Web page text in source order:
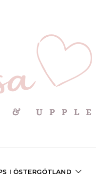
I ÖSTERGÖTLAND